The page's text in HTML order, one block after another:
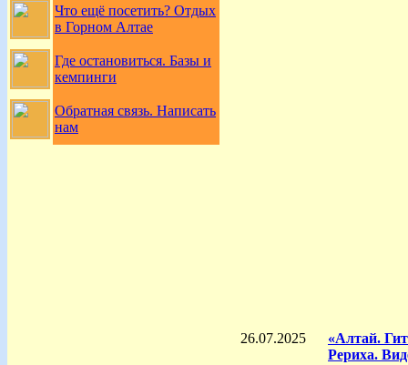
Что ещё посетить? Отдых
в Горном Алтае
Где остановиться. Базы и
кемпинги
Обратная связь. Написать
нам
26.07.2025
«Алтай.
Рериха.